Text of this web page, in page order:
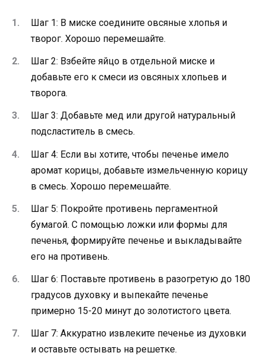
Шаг 1: В миске соедините овсяные хлопья и
творог. Хорошо перемешайте.
Шаг 2: Взбейте яйцо в отдельной миске и
добавьте его к смеси из овсяных хлопьев и
творога.
Шаг 3: Добавьте мед или другой натуральный
подсластитель в смесь.
Шаг 4: Если вы хотите, чтобы печенье имело
аромат корицы, добавьте измельченную корицу
в смесь. Хорошо перемешайте.
Шаг 5: Покройте противень пергаментной
бумагой. С помощью ложки или формы для
печенья, формируйте печенье и выкладывайте
его на противень.
Шаг 6: Поставьте противень в разогретую до 180
градусов духовку и выпекайте печенье
примерно 15-20 минут до золотистого цвета.
Шаг 7: Аккуратно извлеките печенье из духовки
и оставьте остывать на решетке.